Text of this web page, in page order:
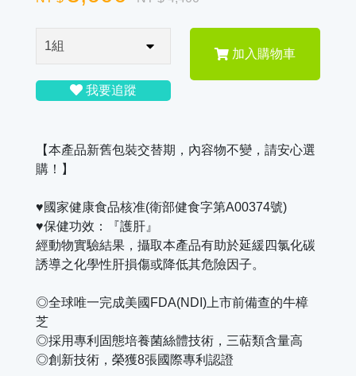
我要追蹤
加入購物車
【本產品新舊包裝交替期，內容物不變，請安心選
購！】
♥國家健康食品核准(衛部健食字第A00374號)
♥保健功效：『護肝』
經動物實驗結果，攝取本產品有助於延緩四氯化碳
誘導之化學性肝損傷或降低其危險因子。
◎全球唯一完成美國FDA(NDI)上市前備查的牛樟
芝
◎採用專利固態培養菌絲體技術，三萜類含量高
◎創新技術，榮獲8張國際專利認證